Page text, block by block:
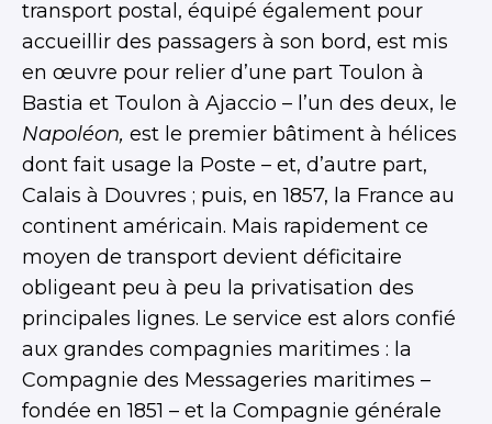
transport postal, équipé également pour
accueillir des passagers à son bord, est mis
en œuvre pour relier d’une part Toulon à
Bastia et Toulon à Ajaccio – l’un des deux, le
Napoléon, est le premier bâtiment à hélices
dont fait usage la Poste – et, d’autre part,
Calais à Douvres ; puis, en 1857, la France au
continent américain. Mais rapidement ce
moyen de transport devient déficitaire
obligeant peu à peu la privatisation des
principales lignes. Le service est alors confié
aux grandes compagnies maritimes : la
Compagnie des Messageries maritimes –
fondée en 1851 – et la Compagnie générale